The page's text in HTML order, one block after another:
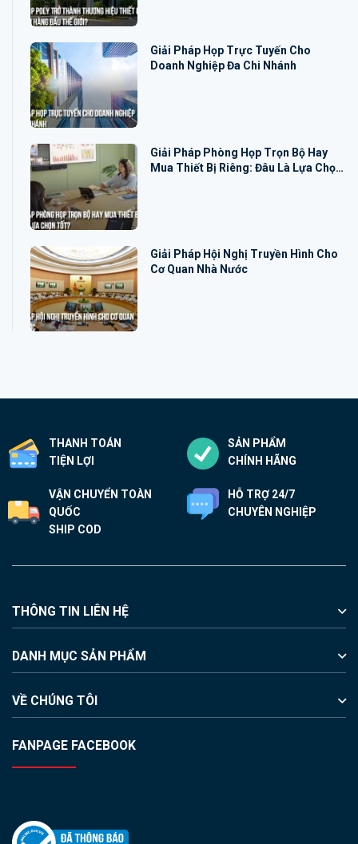
Giải Pháp Họp Trực Tuyến Cho
Doanh Nghiệp Đa Chi Nhánh
Giải Pháp Phòng Họp Trọn Bộ Hay
Mua Thiết Bị Riêng: Đâu Là Lựa Chọn
Giải Pháp Hội Nghị Truyền Hình Cho
Cơ Quan Nhà Nước
THANH TOÁN
TIỆN LỢI
SẢN PHẨM
CHÍNH HÃNG
VẬN CHUYỂN TOÀN
QUỐC
SHIP COD
HỖ TRỢ 24/7
CHUYÊN NGHIỆP
THÔNG TIN LIÊN HỆ
DANH MỤC SẢN PHẨM
VỀ CHÚNG TÔI
FANPAGE FACEBOOK